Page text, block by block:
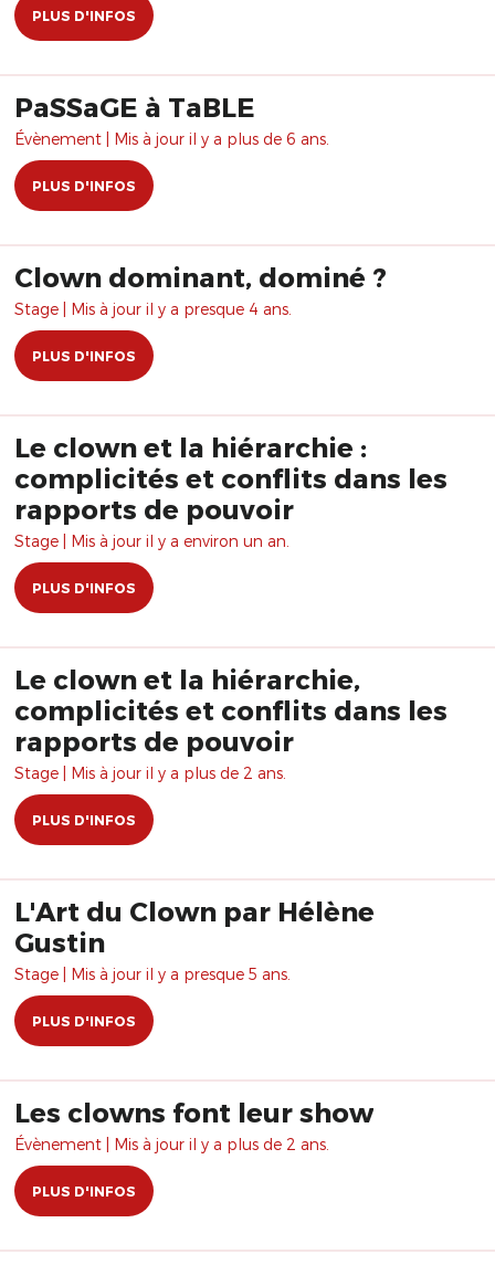
PLUS D'INFOS
PaSSaGE à TaBLE
Évènement | Mis à jour il y a plus de 6 ans.
PLUS D'INFOS
Clown dominant, dominé ?
Stage | Mis à jour il y a presque 4 ans.
PLUS D'INFOS
Le clown et la hiérarchie :
complicités et conflits dans les
rapports de pouvoir
Stage | Mis à jour il y a environ un an.
PLUS D'INFOS
Le clown et la hiérarchie,
complicités et conflits dans les
rapports de pouvoir
Stage | Mis à jour il y a plus de 2 ans.
PLUS D'INFOS
L'Art du Clown par Hélène
Gustin
Stage | Mis à jour il y a presque 5 ans.
PLUS D'INFOS
Les clowns font leur show
Évènement | Mis à jour il y a plus de 2 ans.
PLUS D'INFOS